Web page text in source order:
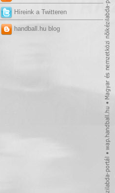
Híreink a Twitteren
handball.hu blog